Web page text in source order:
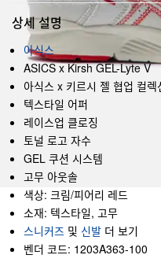
상세 설명
아식스
ASICS x Kirsh GEL-Lyte V
아식스 x 키르시 젤 협업 컬렉
텍스타일 어퍼
레이스업 클로징
토널 로고 자수
GEL 쿠션 시스템
고무 아웃솔
색상: 크림/피어리 레드
소재: 텍스타일, 고무
스니커즈 및 신발 더 보기
벤더 코드: 1203A363-100